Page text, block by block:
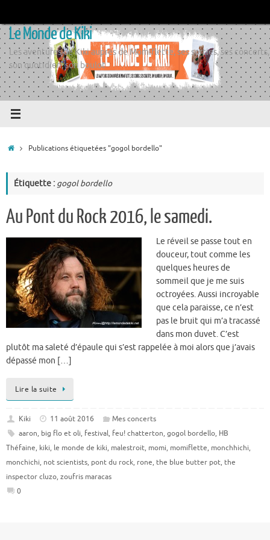
contenu
Le Monde de Kiki
Les aventures de Kiki auprès de Momiflette, ses sorties, ses concerts,
son quotidien, son boulot
AccueilPublications étiquetées "gogol bordello"
Étiquette : gogol bordello
Au Pont du Rock 2016, le samedi.
Le réveil se passe tout en
douceur, tout comme les
quelques heures de
sommeil que je me suis
octroyées. Aussi incroyable
que cela paraisse, ce n’est
pas le bruit qui m’a tracassé
dans mon duvet. C’est
plutôt ma saleté d’épaule qui s’est rappelée à moi alors que j’avais
dépassé mon […]
Lire la suite
Kiki 11 août 2016
Mes concerts
aaron, big flo et oli, festival, feu! chatterton, gogol bordello, HB
Théfaine, kiki, le monde de kiki, malestroit, momi, momiflette, monchhichi,
monchichi, not scientists, pont du rock, rone, the blue butter pot, the
inspector cluzo, zoufris maracas
0